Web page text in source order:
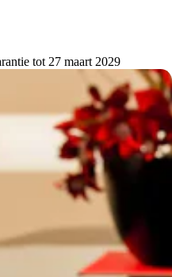
heeft Ferrari
DNA van Ferrari perfect
en comfort in
Ferrari Purosangue –
prachtige, Purosangue
Red. NL prijs op basis
model:
ferrari-purosangue
website:
ex BTW/BPM.
tot 27 maart 2029